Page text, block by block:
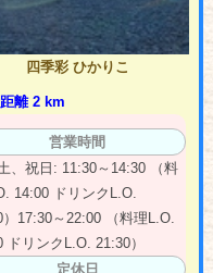
四季彩 ひかりこ
距離 2 km
営業時間
、祝日: 11:30～14:30 （料
14:00 ドリンクL.O.
）17:30～22:00 （料理L.O.
ドリンクL.O. 21:30）
定休日